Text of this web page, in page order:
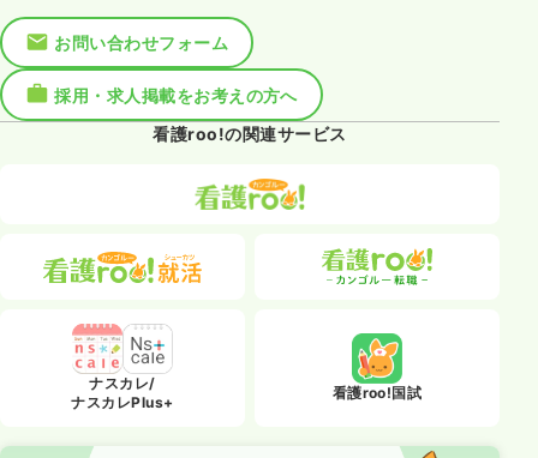
お問い合わせフォーム
採用・求人掲載をお考えの方へ
看護roo!の関連サービス
ナスカレ/
ナスカレPlus+
看護roo!国試